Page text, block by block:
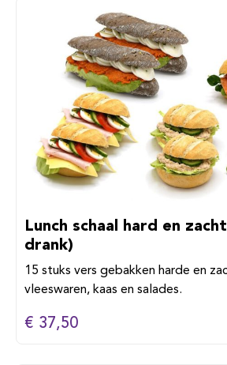
Lunch schaal hard en
drank)
15 stuks vers gebakken harde en
vleeswaren, kaas en salades.
€ 37,50